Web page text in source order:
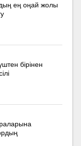
ең оңай жолы
бірінен